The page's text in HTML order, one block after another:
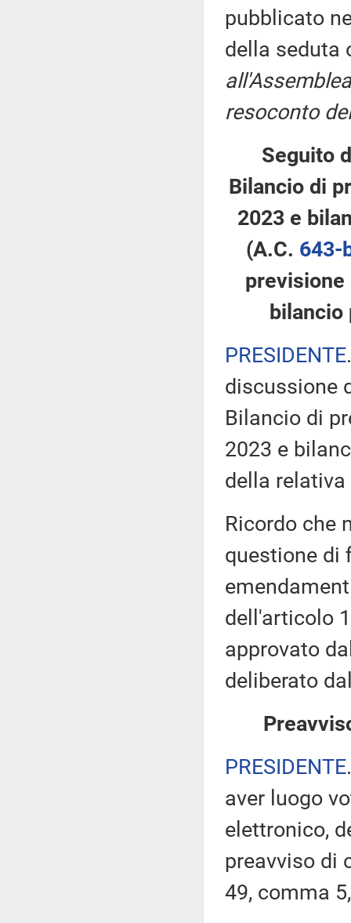
pubblicato
della seduta
resoconto
Seguito
Bilancio di
2023 e
(A.C. 643-
previsione
bilancio
PRESIDENTE
discussione
Bilancio di
2023 e
della
Ricordo che
questione di
dell'articolo
approvato
deliberato
PRESIDENTE
aver luogo
elettronico,
preavviso di
49, comma